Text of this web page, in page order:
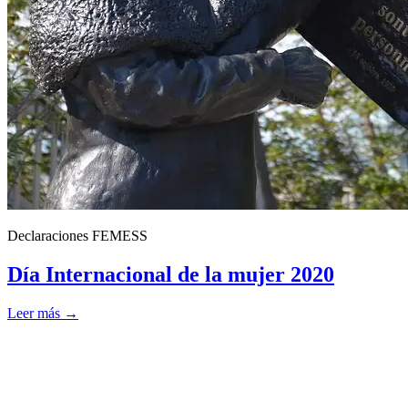
Declaraciones FEMESS
Día Internacional de la mujer 2020
Leer más →